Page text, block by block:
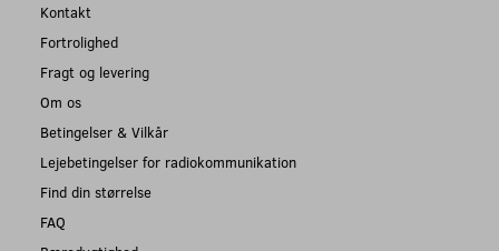
Kontakt
Fortrolighed
Fragt og levering
Om os
Betingelser & Vilkår
Lejebetingelser for radiokommunikation
Find din størrelse
FAQ